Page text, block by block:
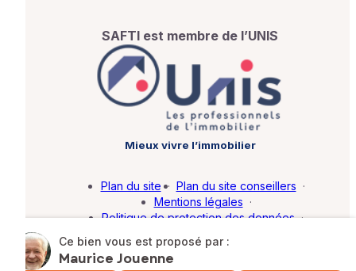
Ce bien vous est proposé par :
Maurice Jouenne
SAFTI est membre de l’UNIS
Mieux vivre l’immobilier
Plan du site · Plan du site conseillers ·
Mentions légales ·
Politique de protection des données ·